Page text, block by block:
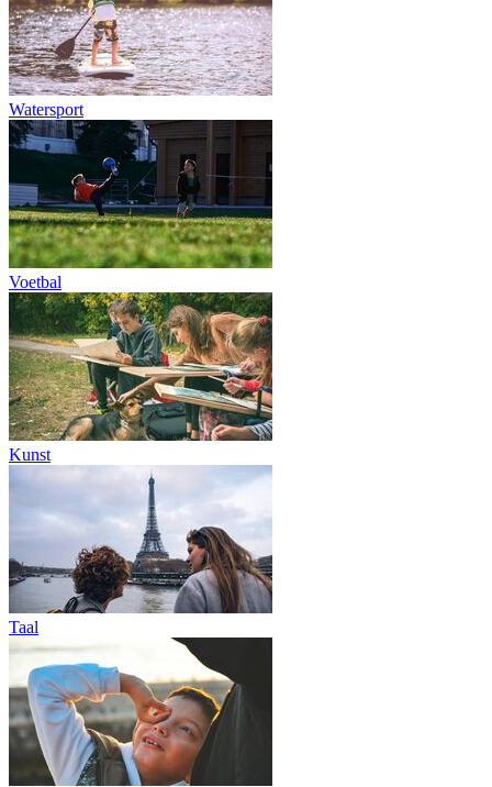
Watersport
Voetbal
Kunst
Taal